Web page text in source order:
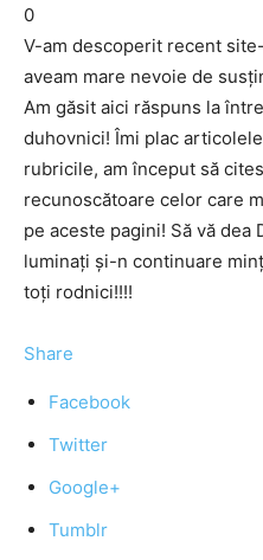
0
V-am descoperit recent
aveam mare nevoie de
Am găsit aici răspuns la
duhovnici! Îmi plac
rubricile, am început să
recunoscătoare celor care
pe aceste pagini! Să vă dea
luminaţi şi-n continuare
toţi rodnici!!!!
Share
Facebook
Twitter
Google+
Tumblr